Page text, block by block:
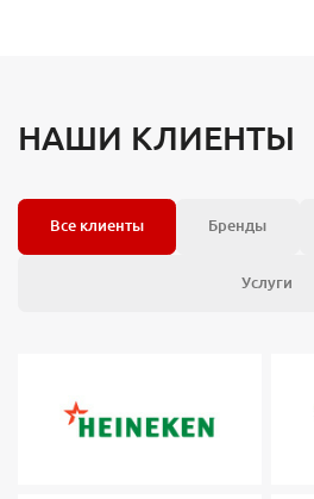
НАШИ КЛИЕНТЫ
Все клиенты Бренды
Услуги